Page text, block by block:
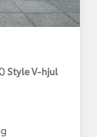
Style V-hjul